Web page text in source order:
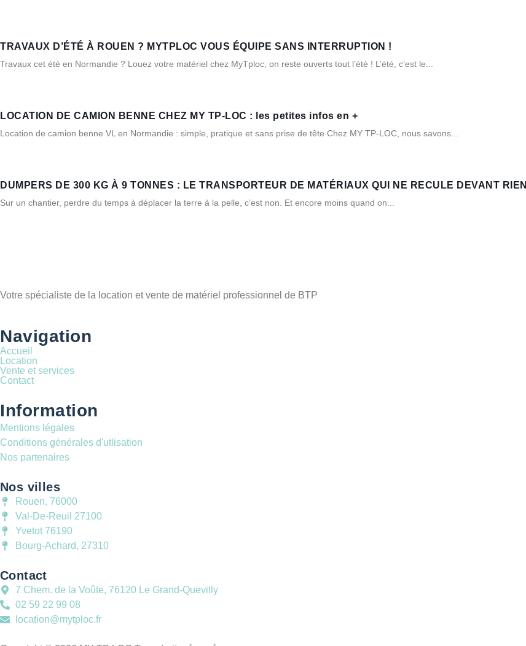
TRAVAUX D’ÉTÉ À ROUEN ? MYTPLOC VOUS ÉQUIPE SANS INTERRUPTION !
Travaux cet été en Normandie ? Louez votre matériel chez MyTploc, on reste ouverts tout l’été ! L’été, c’est le...
LOCATION DE CAMION BENNE CHEZ MY TP-LOC : les petites infos en +
Location de camion benne VL en Normandie : simple, pratique et sans prise de tête Chez MY TP-LOC, nous savons...
DUMPERS DE 300 KG À 9 TONNES : LE TRANSPORTEUR DE MATÉRIAUX QUI NE RECULE DEVANT RIEN
Sur un chantier, perdre du temps à déplacer la terre à la pelle, c’est non. Et encore moins quand on...
Votre spécialiste de la location et vente de matériel professionnel de BTP
Navigation
Accueil
Location
Vente et services
Contact
Information
Mentions légales
Conditions générales d'utlisation
Nos partenaires
Nos villes
Rouen, 76000
Val-De-Reuil 27100
Yvetot 76190
Bourg-Achard, 27310
Contact
7 Chem. de la Voûte, 76120 Le Grand-Quevilly
02 59 22 99 08
location@mytploc.fr